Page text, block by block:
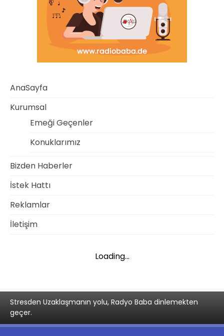
AnaSayfa
Kurumsal
Emeği Geçenler
Konuklarımız
Bizden Haberler
İstek Hattı
Reklamlar
İletişim
Loading...
Stresden Uzaklaşmanın yolu, Radyo Baba dinlemekten
geçer.